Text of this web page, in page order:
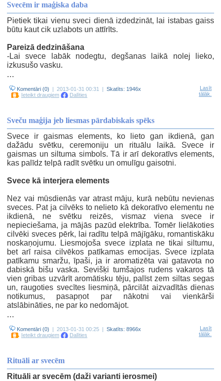
Svecēm ir maģiska daba
Pietiek tikai vienu sveci dienā izdedzināt, lai istabas gaiss
būtu kaut cik uzlabots un attīrīts.
Pareizā dedzināšana
-Lai svece labāk nodegtu, degšanas laikā nolej lieko,
izkusušo vasku.
...
Komentāri (0) | 2013-01-31 00:31 | Skatīts: 1946x
Ieteikt draugiem
Dalīties
Lasīt
tālāk.
Sveču maģija jeb liesmas pārdabiskais spēks
Svece ir gaismas elements, ko lieto gan ikdienā, gan
dažādu svētku, ceremoniju un rituālu laikā. Svece ir
gaismas un siltuma simbols. Tā ir arī dekoratīvs elements,
kas palīdz telpā radīt svētku un omulīgu gaisotni.
Svece kā interjera elements
Nez vai mūsdienās var atrast māju, kurā nebūtu nevienas
sveces. Pat ja cilvēks to nelieto kā dekoratīvo elementu ne
ikdienā, ne svētku reizēs, vismaz viena svece ir
nepieciešama, ja mājās pazūd elektrība. Tomēr lielākoties
cilvēki sveces pērk, lai radītu telpā mājīgāku, romantiskāku
noskaņojumu. Liesmojoša svece izplata ne tikai siltumu,
bet arī raisa cilvēkos patīkamas emocijas. Svece izplata
patīkamu smaržu, īpaši, ja ir aromatizēta vai gatavota no
dabiskā bišu vaska. Sevišķi tumšajos rudens vakaros tā
vien gribas uzvārīt aromātisku tēju, palīst zem siltas segas
un, raugoties svecītes liesmiņā, pārcilāt aizvadītās dienas
notikumus, pasapņot par nākotni vai vienkārši
atslābināties, ne par ko nedomājot.
...
Komentāri (0) | 2013-01-31 00:25 | Skatīts: 8966x
Ieteikt draugiem
Dalīties
Lasīt
tālāk.
Rituāli ar svecēm
Rituāli ar svecēm (daži varianti ierosmei)